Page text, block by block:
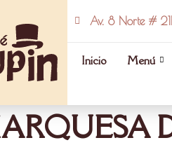
Av. 8 Norte #
Inicio Menú